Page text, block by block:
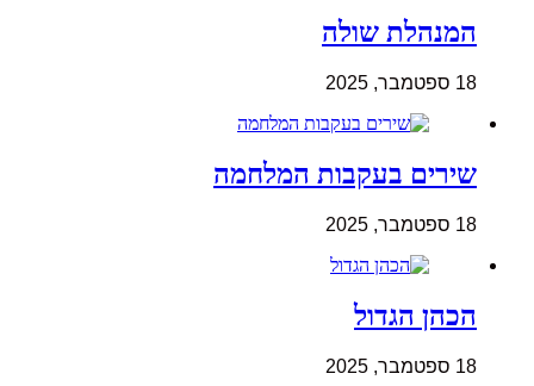
המנהלת שולה
18 ספטמבר, 2025
שירים בעקבות המלחמה
18 ספטמבר, 2025
הכהן הגדול
18 ספטמבר, 2025